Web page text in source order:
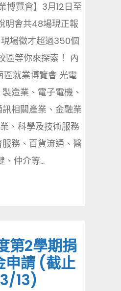
博覽會】3月12日至
明會共48場現正報
場徵才超過350個
區等你來探索！ 內
就業博覽會 光電
造業、電子電機、
相關產業、金融業
、科學及技術服務
務、百貨流通、醫
、仲介等...
第2學期捐
申請 (截止
13)